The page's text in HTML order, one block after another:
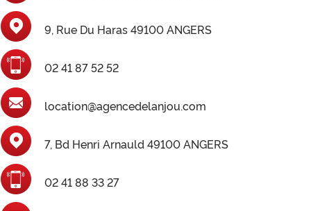
9, Rue Du Haras 49100 ANGERS
02 41 87 52 52
location@agencedelanjou.com
7, Bd Henri Arnauld 49100 ANGERS
02 41 88 33 27